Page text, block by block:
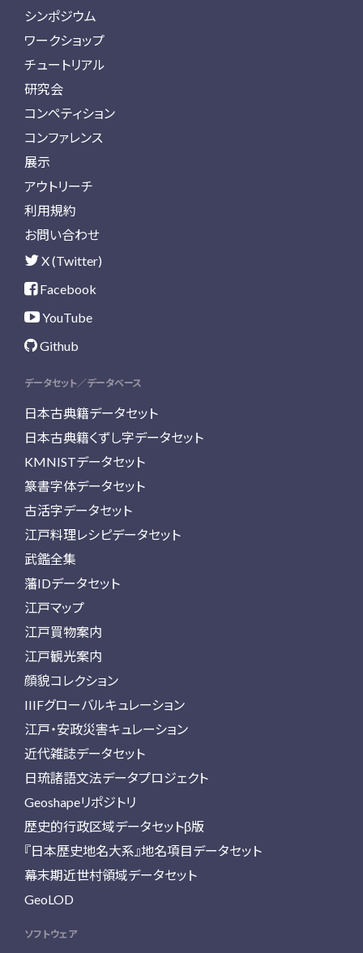
シンポジウム
ワークショップ
チュートリアル
研究会
コンペティション
コンファレンス
展示
アウトリーチ
利用規約
お問い合わせ
X (Twitter)
Facebook
YouTube
Github
データセット／データベース
日本古典籍データセット
日本古典籍くずし字データセット
KMNISTデータセット
篆書字体データセット
古活字データセット
江戸料理レシピデータセット
武鑑全集
藩IDデータセット
江戸マップ
江戸買物案内
江戸観光案内
顔貌コレクション
IIIFグローバルキュレーション
江戸・安政災害キュレーション
近代雑誌データセット
日琉諸語文法データプロジェクト
Geoshapeリポジトリ
歴史的行政区域データセットβ版
『日本歴史地名大系』地名項目データセット
幕末期近世村領域データセット
GeoLOD
ソフトウェア